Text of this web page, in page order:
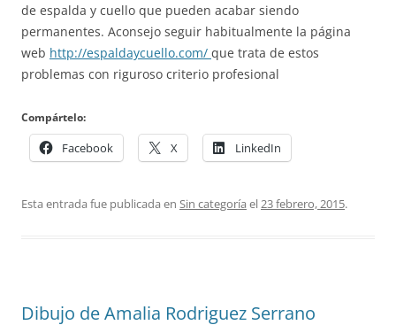
de espalda y cuello que pueden acabar siendo
permanentes. Aconsejo seguir habitualmente la página
web http://espaldaycuello.com/ que trata de estos
problemas con riguroso criterio profesional
Compártelo:
Facebook X LinkedIn
Esta entrada fue publicada en Sin categoría el 23 febrero, 2015.
Dibujo de Amalia Rodriguez Serrano